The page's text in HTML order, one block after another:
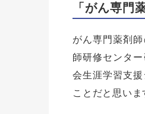
「がん専門
がん専門薬剤
師研修センタ
会生涯学習支
ことだと思いま